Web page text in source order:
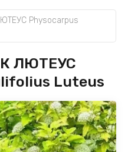
Physocarpus
ЛЮТЕУС
Luteus